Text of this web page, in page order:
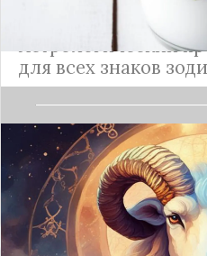
Астрологический
для всех знаков
Что ждет всех
круга на этой неделе.